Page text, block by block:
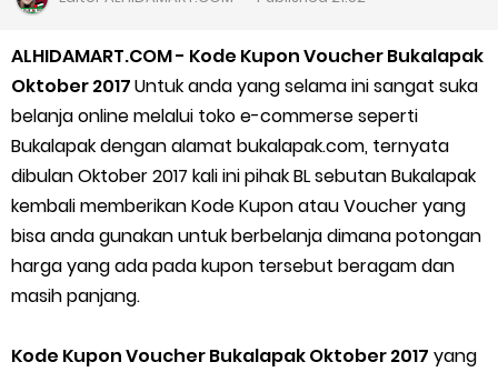
Apa itu Grab Saap? Layanan Antri Online Terbaru Dari Grab
Cara Jitu Mendapat Voucher Gojek Gratis
Cara Ping DNS Server Gojek Gopartner
Cara Mudah Melihat Nomor Shopeepay Sendiri dan Orang Lain
7 Cara Mudah Top Up Grab untuk Driver
5 Versi Map Paling Gacor Untuk Ojek Online
ALHIDAMART.COM - Kode Kupon Voucher Bukalapak
Oktober 2017Untuk anda yang selama ini sangat suka
belanja online melalui toko e-commerse seperti
Bukalapak dengan alamat bukalapak.com, ternyata
dibulan Oktober 2017 kali ini pihak BL sebutan Bukalapak
kembali memberikan Kode Kupon atau Voucher yang
bisa anda gunakan untuk berbelanja dimana potongan
harga yang ada pada kupon tersebut beragam dan
masih panjang.
Kode Kupon Voucher Bukalapak Oktober 2017 yang